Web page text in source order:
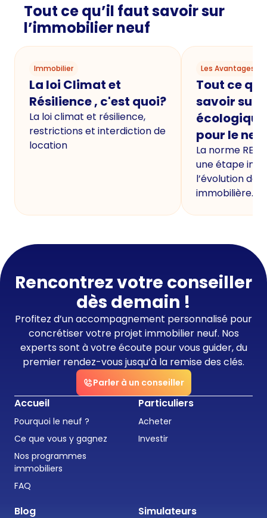
Tout ce qu’il faut savoir sur
l’immobilier neuf
Immobilier
La loi Climat et
Résilience , c'est quoi?
La loi climat et résilience,
restrictions et interdiction de
location
Les Avantages
Tout ce
savoir sur
écologique
pour le
La norme
une étape
l’évolution de
immobilière.
Rencontrez votre conseiller
dès demain !
Profitez d’un accompagnement personnalisé pour
concrétiser votre projet immobilier neuf. Nos
experts sont à votre écoute pour vous guider, du
premier rendez-vous jusqu’à la remise des clés.
Parler à un conseiller
Accueil
Pourquoi le neuf ?
Ce que vous y gagnez
Nos programmes
immobiliers
FAQ
Particuliers
Acheter
Investir
Blog Simulateurs